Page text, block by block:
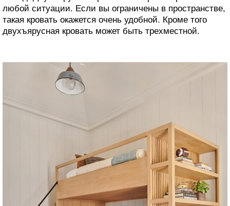
любой ситуации. Если вы ограничены в пространстве,
такая кровать окажется очень удобной. Кроме того
двухъярусная кровать может быть трехместной.